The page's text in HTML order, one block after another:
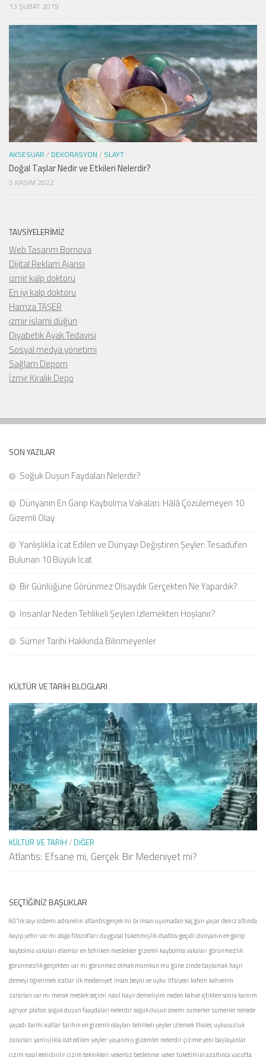
13 ŞUBAT 2019
AKSESUAR / DEKORASYON / SLAYT
Doğal Taşlar Nedir ve Etkileri Nelerdir?
5 KASIM 2022
TAVSIYELERIMIZ
Web Tasarım Bornova
Dijital Reklam Ajansı
izmir kalp doktoru
En iyi kalp doktoru
Hamza TAŞER
izmir islami düğün
Diyabetik Ayak Tedavisi
Sosyal medya yönetimi
Sağlam Depom
İzmir Kiralık Depo
SON YAZILAR
Soğuk Duşun Faydaları Nelerdir?
Dünyanın En Garip Kaybolma Vakaları: Hâlâ Çözülemeyen 10
Gizemli Olay
Yanlışlıkla İcat Edilen ve Dünyayı Değiştiren Şeyler: Tesadüfen
Bulunan 10 Büyük İcat
Bir Günlüğüne Görünmez Olsaydık Gerçekten Ne Yapardık?
İnsanlar Neden Tehlikeli Şeyleri İzlemekten Hoşlanır?
Sümer Tarihi Hakkında Bilinmeyenler
KÜLTÜR VE TARIH BLOGLARI
KÜLTÜR VE TARIH / DIĞER
Atlantis: Efsane mi, Gerçek Bir Medeniyet mi?
SEÇTIĞINIZ BAŞLIKLAR
60'lık sayı sistemi adranelin atlantis gerçek mi bi insan uyumadan kaç gün yaşardeniz altında
kayıp şehir var mı doğa filozofları duygusal tükenmişlikdyatlov geçidi dünyanın en garip
kaybolma vakaları elamlaren tehlikeli mesleklergizemli kaybolma vakaları görünmezlik
görünmezlik gerçekten var mı görünmez olmak mümkün mü güne zinde başlamak hayır
demeyi öğrenmek icatlar ilk medenıyet insan beyni ve uyku itfaiyeci kafein kahvenin
zararları var mı merak meslek seçimi nasıl hayır demeliyim neden kahve içtikten sonra karnım
ağrıyor platon soğuk duşun faaydaları nelerdirsoğuk duşun önemi sümerlersümerler nerede
yaşadı tarihi icatlartarihin en gizemli olayları tehlikeli şeyler izlemekthales uykusuzluk
zararları yanlışlıkla icat edilen şeyleryaşanmış gizemler nelerdirçizime yeni başlayanlar
çizim nasıl geliştirilirçizim teknikleri şekersiz beslenmeşeker tüketimini azaltınca vücutta